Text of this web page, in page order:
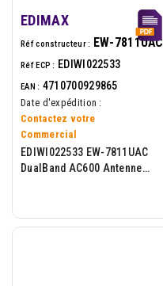
EDIMAX
Réf constructeur : EW-7811UAC
Réf ECP : EDIWI022533
EAN : 4710700929865
Date d'expédition :
Contactez votre
Commercial
EDIWI022533 EW-7811UAC
DualBand AC600 Antenne